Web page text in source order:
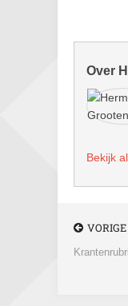
Over
Bekijk
VORIGE